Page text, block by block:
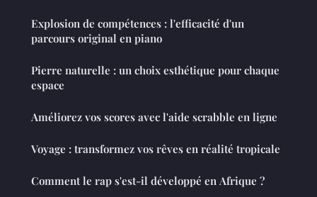
Explosion de compétences : l'efficacité d'un
parcours original en piano
Pierre naturelle : un choix esthétique pour chaque
espace
Améliorez vos scores avec l'aide scrabble en ligne
Voyage : transformez vos rêves en réalité tropicale
Comment le rap s'est-il développé en Afrique ?